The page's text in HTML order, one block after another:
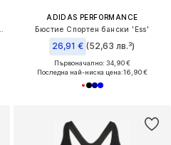
ADIDAS PERFORMANCE
Бюстие Спортен бански 'Ess'
26,91 € (52,63 лв.³)
Първоначално: 34,90 €
Последна най-ниска цена:16,90 €